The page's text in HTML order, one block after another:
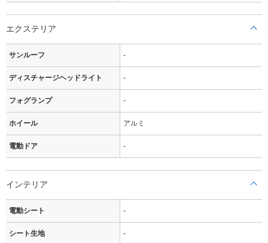
エクステリア
サンルーフ -
ディスチャージヘッドライト -
フォグランプ -
ホイール アルミ
電動ドア -
インテリア
電動シート -
シート生地 -